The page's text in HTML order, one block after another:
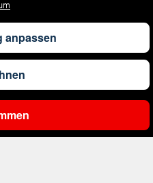
anpassen